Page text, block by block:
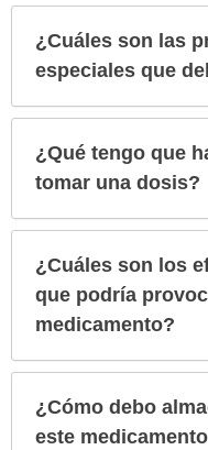
extendido.
¿Cuáles son las
especiales que
¿Qué tengo que
tomar una dosis?
¿Cuáles son los
que podría
medicamento?
¿Cómo debo
este